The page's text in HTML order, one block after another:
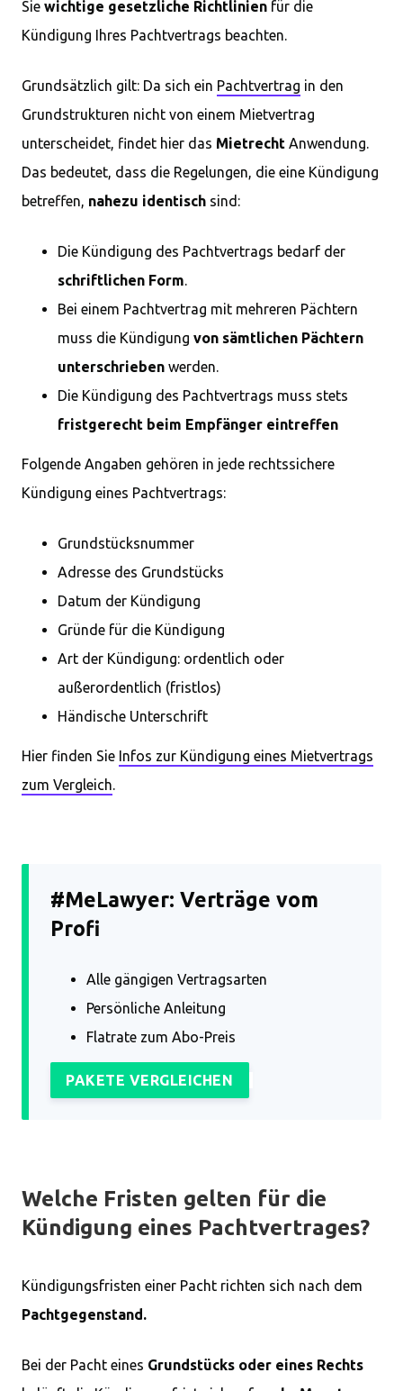
Sie wichtige gesetzliche Richtlinien für die
Kündigung Ihres Pachtvertrags beachten.
Grundsätzlich gilt: Da sich ein Pachtvertrag in den
Grundstrukturen nicht von einem Mietvertrag
unterscheidet, findet hier das Mietrecht Anwendung.
Das bedeutet, dass die Regelungen, die eine Kündigung
betreffen, nahezu identisch sind:
Die Kündigung des Pachtvertrags bedarf der
schriftlichen Form.
Bei einem Pachtvertrag mit mehreren Pächtern
muss die Kündigung von sämtlichen Pächtern
unterschrieben werden.
Die Kündigung des Pachtvertrags muss stets
fristgerecht beim Empfänger eintreffen
Folgende Angaben gehören in jede rechtssichere
Kündigung eines Pachtvertrags:
Grundstücksnummer
Adresse des Grundstücks
Datum der Kündigung
Gründe für die Kündigung
Art der Kündigung: ordentlich oder
außerordentlich (fristlos)
Händische Unterschrift
Hier finden Sie Infos zur Kündigung eines Mietvertrags
zum Vergleich.
#MeLawyer: Verträge vom
Profi
Alle gängigen Vertragsarten
Persönliche Anleitung
Flatrate zum Abo-Preis
PAKETE VERGLEICHEN
Welche Fristen gelten für die
Kündigung eines Pachtvertrages?
Kündigungsfristen einer Pacht richten sich nach dem
Pachtgegenstand.
Bei der Pacht eines Grundstücks oder eines Rechts